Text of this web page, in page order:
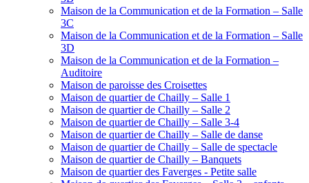
Maison de la Communication et de la Formation – Salle
3C
Maison de la Communication et de la Formation – Salle
3D
Maison de la Communication et de la Formation –
Auditoire
Maison de paroisse des Croisettes
Maison de quartier de Chailly – Salle 1
Maison de quartier de Chailly – Salle 2
Maison de quartier de Chailly – Salle 3-4
Maison de quartier de Chailly – Salle de danse
Maison de quartier de Chailly – Salle de spectacle
Maison de quartier de Chailly – Banquets
Maison de quartier des Faverges - Petite salle